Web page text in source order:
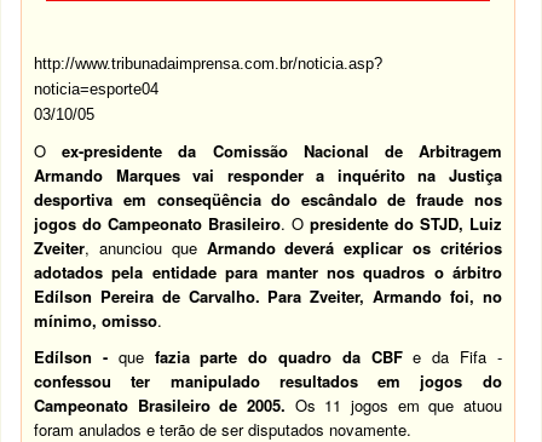
http://www.tribunadaimprensa.com.br/noticia.asp?
noticia=esporte04
03/10/05
Oex-presidente da Comissão Nacional de Arbitragem
Armando Marques vai responder a inquérito na Justiça
desportiva em conseqüência do escândalo de fraude nos
jogos do Campeonato Brasileiro. O presidente do STJD, Luiz
Zveiter, anunciou queArmando deverá explicar os critérios
adotados pela entidade para manter nos quadros o árbitro
Edílson Pereira de Carvalho. Para Zveiter, Armando foi, no
mínimo, omisso.
Edílson - quefazia parte do quadro da CBFe da Fifa -
confessou ter manipulado resultados em jogos do
Campeonato Brasileiro de 2005. Os 11 jogos em que atuou
foram anulados e terão de ser disputados novamente.